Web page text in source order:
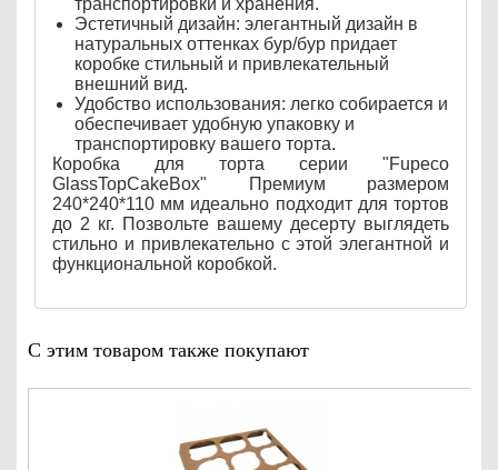
транспортировки и хранения.
Эстетичный дизайн: элегантный дизайн в
натуральных оттенках бур/бур придает
коробке стильный и привлекательный
внешний вид.
Удобство использования: легко собирается и
обеспечивает удобную упаковку и
транспортировку вашего торта.
Коробка для торта серии "Fupeco
GlassTopCakeBox" Премиум размером
240*240*110 мм идеально подходит для тортов
до 2 кг. Позвольте вашему десерту выглядеть
стильно и привлекательно с этой элегантной и
функциональной коробкой.
С этим товаром также покупают